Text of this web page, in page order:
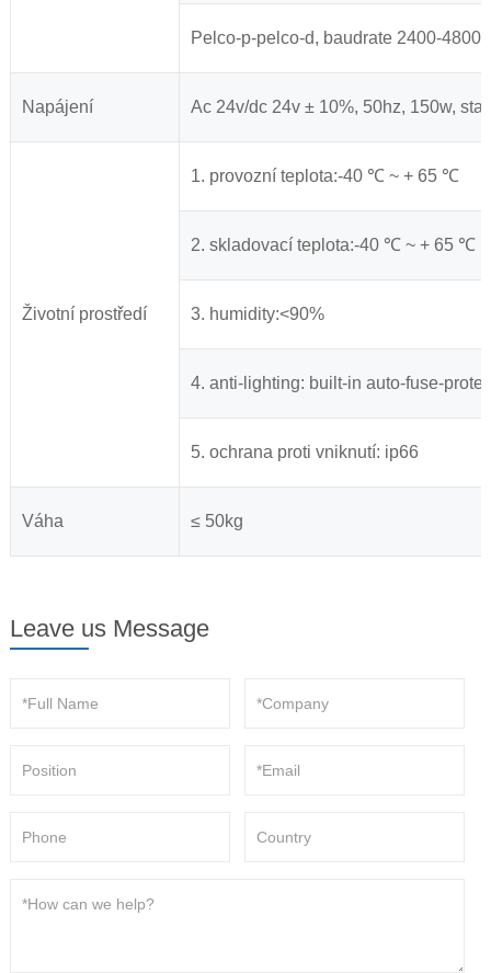
Pelco-p-pelco-d, baudrate 2400-
Napájení Ac 24v/dc 24v ± 10%, 50hz, 150w,
Životní prostředí
1. provozní teplota:-40 ℃ ~ + 65 ℃
2. skladovací teplota:-40 ℃ ~ + 65 ℃
3. humidity:<90%
4. anti-lighting: built-in auto-fuse-
5. ochrana proti vniknutí: ip66
Váha ≤ 50kg
Leave us Message